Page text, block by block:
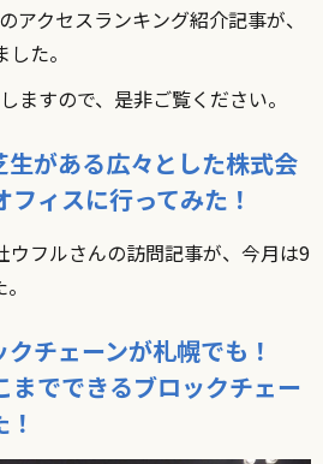
アクセスランキング紹介記事が、
た。
ますので、是非ご覧ください。
生がある広々とした株式会
ィスに行ってみた！
ウフルさんの訪問記事が、今月は9
チェーンが札幌でも！
までできるブロックチェー